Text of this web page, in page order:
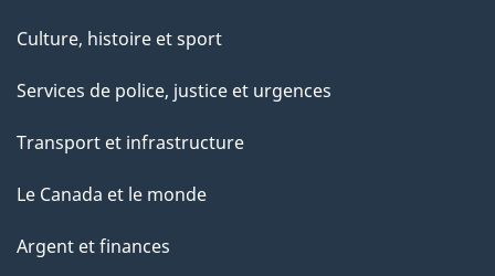
Culture, histoire et sport
Services de police, justice et urgences
Transport et infrastructure
Le Canada et le monde
Argent et finances